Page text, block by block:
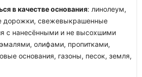
в качестве основания: линолеум,
дорожки, свежевыкрашенные
с нанесёнными и не высохшими
олифами, пропитками,
основания, газоны, песок, земля,